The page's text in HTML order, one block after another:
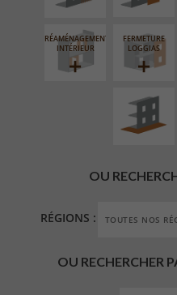
RÉAMÉNAGEMENT
INTÉRIEUR
FERMETURE
LOGGIAS
AMÉNAGEMENT
EXTÉRIEUR
OU
RÉGIONS :
OU RECHERCHER